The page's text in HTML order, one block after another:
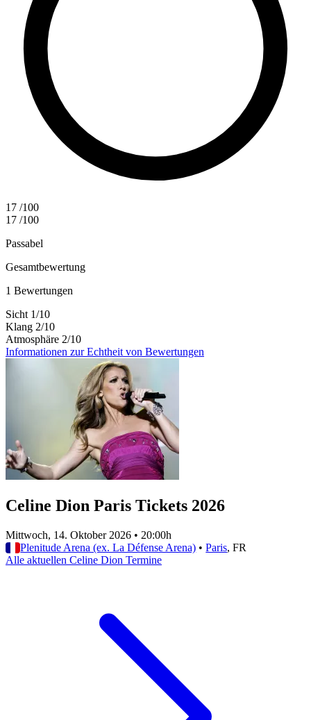
17 /100
17 /100
Passabel
Gesamtbewertung
1 Bewertungen
Sicht 1/10
Klang 2/10
Atmosphäre 2/10
Informationen zur Echtheit von Bewertungen
Celine Dion Paris Tickets 2026
Mittwoch, 14. Oktober 2026 • 20:00h
Plenitude Arena (ex. La Défense Arena) • Paris, FR
Alle aktuellen Celine Dion Termine